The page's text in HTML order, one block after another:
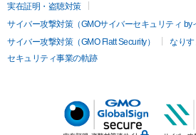
実在証明・盗聴対策
サイバー攻撃対策（GMOサイバーセキュリティ by
サイバー攻撃対策（GMO Flatt Security）
なり
セキュリティ事業の軌跡